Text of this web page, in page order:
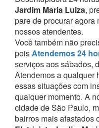
Jardim Maria Luiza,
pare de procurar agora
nossos atendentes.
Você também não
poisAtendemos 24
serviços aos sábados,
Atendemos a qualquer
essas situações com
qualquer momento. A
cidade de São Paulo,
bairros mais afastados